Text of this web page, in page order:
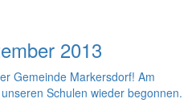
2013
Gemeinde Markersdorf! Am
Schulen wieder begonnen.